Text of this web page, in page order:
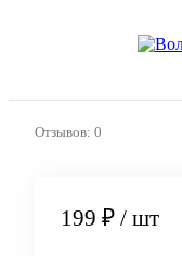
Отзывов: 0
199 ₽ / шт